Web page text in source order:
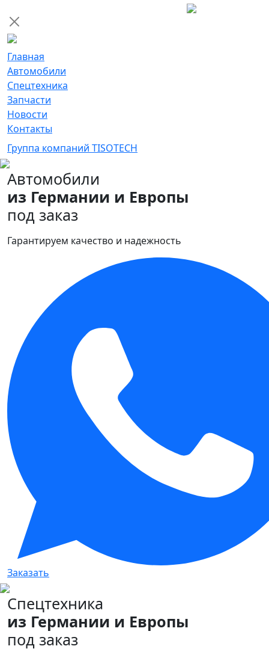
Главная
Автомобили
Спецтехника
Запчасти
Новости
Контакты
Группа компаний TISOTECH
Автомобили
из Германии и Европы
под заказ
Гарантируем качество и надежность
Заказать
Спецтехника
из Германии и Европы
под заказ